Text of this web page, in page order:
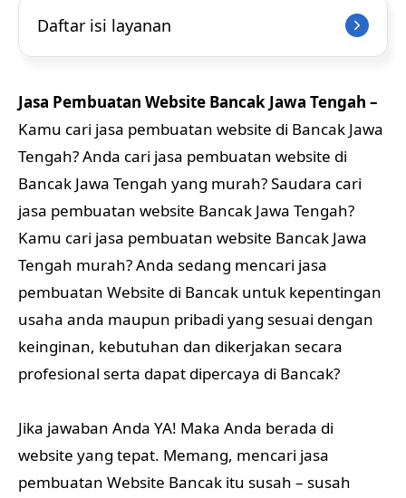
Daftar isi layanan
Jasa Pembuatan Website Bancak Jawa Tengah –
Kamu cari jasa pembuatan website di Bancak Jawa
Tengah? Anda cari jasa pembuatan website di
Bancak Jawa Tengah yang murah? Saudara cari
jasa pembuatan website Bancak Jawa Tengah?
Kamu cari jasa pembuatan website Bancak Jawa
Tengah murah? Anda sedang mencari jasa
pembuatan Website di Bancak untuk kepentingan
usaha anda maupun pribadi yang sesuai dengan
keinginan, kebutuhan dan dikerjakan secara
profesional serta dapat dipercaya di Bancak?
Jika jawaban Anda YA! Maka Anda berada di
website yang tepat. Memang, mencari jasa
pembuatan Website Bancak itu susah – susah